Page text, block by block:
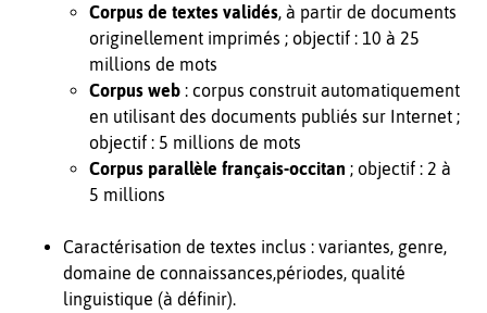
Corpus de textes validés, à partir de documents
originellement imprimés ; objectif : 10 à 25
millions de mots
Corpus web : corpus construit automatiquement
en utilisant des documents publiés sur Internet ;
objectif : 5 millions de mots
Corpus parallèle français-occitan ; objectif : 2 à
5 millions
Caractérisation de textes inclus : variantes, genre,
domaine de connaissances,périodes, qualité
linguistique (à définir).